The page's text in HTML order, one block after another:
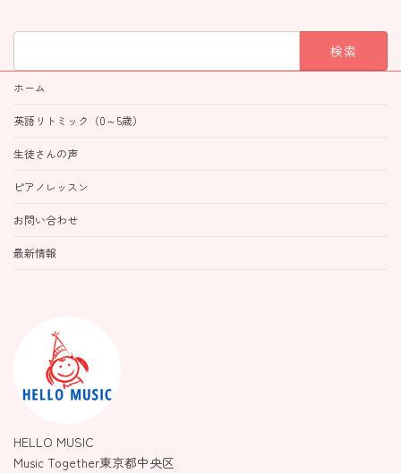
検
ホーム
英語リトミック（0～5歳）
生徒さんの声
ピアノレッスン
お問い合わせ
最新情報
HELLO MUSIC
Music Together東京都中央区